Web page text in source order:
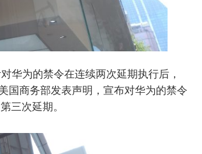
华为的禁令在连续两次延期执行后，
国商务部发表声明，宣布对华为的禁令
三次延期。